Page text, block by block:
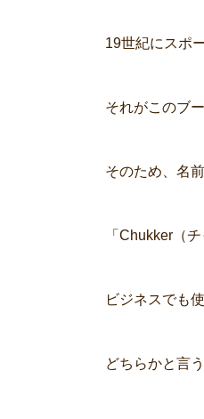
19世紀にスポ
それがこのブ
そのため、名
「Chukker（
ビジネスでも
どちらかと言